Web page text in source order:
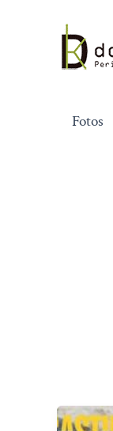
contenido
Fotos